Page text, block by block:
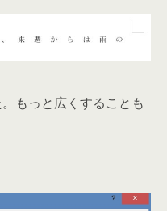
もっと広くすることも